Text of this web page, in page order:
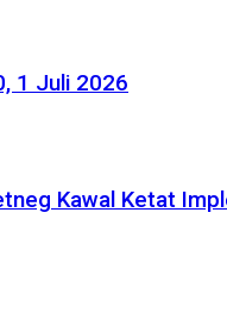
1 Juli 2026
Kawal Ketat